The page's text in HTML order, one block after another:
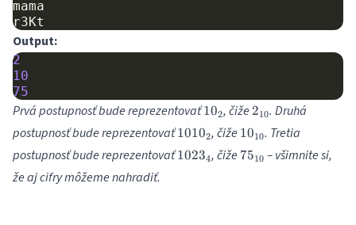
mama
r3Kt
Output:
2
10
75
Prvá postupnosť bude reprezentovať10_2
102, čiže 2_{10}
210. Druhá
postupnosť bude reprezentovať1010_2
10102, čiže 10_{10}
1010. Tretia
postupnosť bude reprezentovať1023_4
10234, čiže 75_{10}
7510 – všimnite si,
že aj cifry môžeme nahradiť.